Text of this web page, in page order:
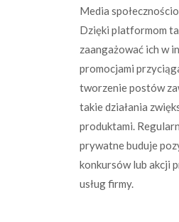
Media
Dzięki platformom
zaangażować ich w
promocjami
tworzenie postów
takie działania
produktami.
prywatne buduje
konkursów lub akcji
usług firmy.